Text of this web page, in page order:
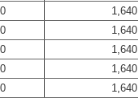
0 1,640
0 1,640
0 1,640
0 1,640
0 1,640